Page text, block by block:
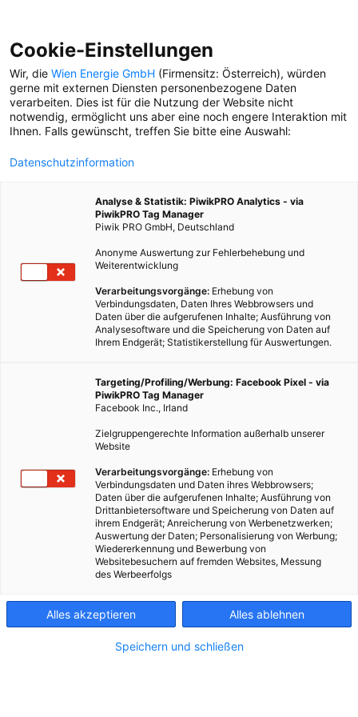
GRÜNE STÄDTE
Fitz erklärt, was Städte in
Zukunft lebenswert macht.
Kontakt
Impressum
Cookie-Einstellungen
Wir, die Wien Energie GmbH (Firmensitz: Österreich), würden
gerne mit externen Diensten personenbezogene Daten
verarbeiten. Dies ist für die Nutzung der Website nicht
notwendig, ermöglicht uns aber eine noch engere Interaktion mit
Ihnen. Falls gewünscht, treffen Sie bitte eine Auswahl:
Datenschutzinformation
Analyse & Statistik: PiwikPRO Analytics - via
PiwikPRO Tag Manager
Piwik PRO GmbH, Deutschland
Anonyme Auswertung zur Fehlerbehebung und
Weiterentwicklung
Verarbeitungsvorgänge: Erhebung von
Verbindungsdaten, Daten Ihres Webbrowsers und
Daten über die aufgerufenen Inhalte; Ausführung von
Analysesoftware und die Speicherung von Daten auf
Ihrem Endgerät; Statistikerstellung für Auswertungen.
Targeting/Profiling/Werbung: Facebook Pixel - via
PiwikPRO Tag Manager
Facebook Inc., Irland
Zielgruppengerechte Information außerhalb unserer
Website
Verarbeitungsvorgänge: Erhebung von
Verbindungsdaten und Daten ihres Webbrowsers;
Daten über die aufgerufenen Inhalte; Ausführung von
Drittanbietersoftware und Speicherung von Daten auf
ihrem Endgerät; Anreicherung von Werbenetzwerken;
Auswertung der Daten; Personalisierung von Werbung;
Wiedererkennung und Bewerbung von
Websitebesuchern auf fremden Websites, Messung
des Werbeerfolgs
Alles akzeptieren Alles ablehnen
Speichern und schließen